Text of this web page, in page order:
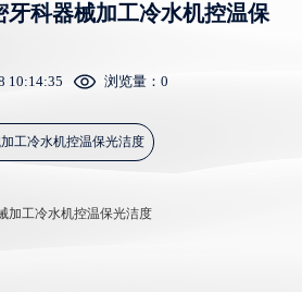
牙科器械加工冷水机控温保
10:14:35 浏览量： 0
工冷水机控温保光洁度